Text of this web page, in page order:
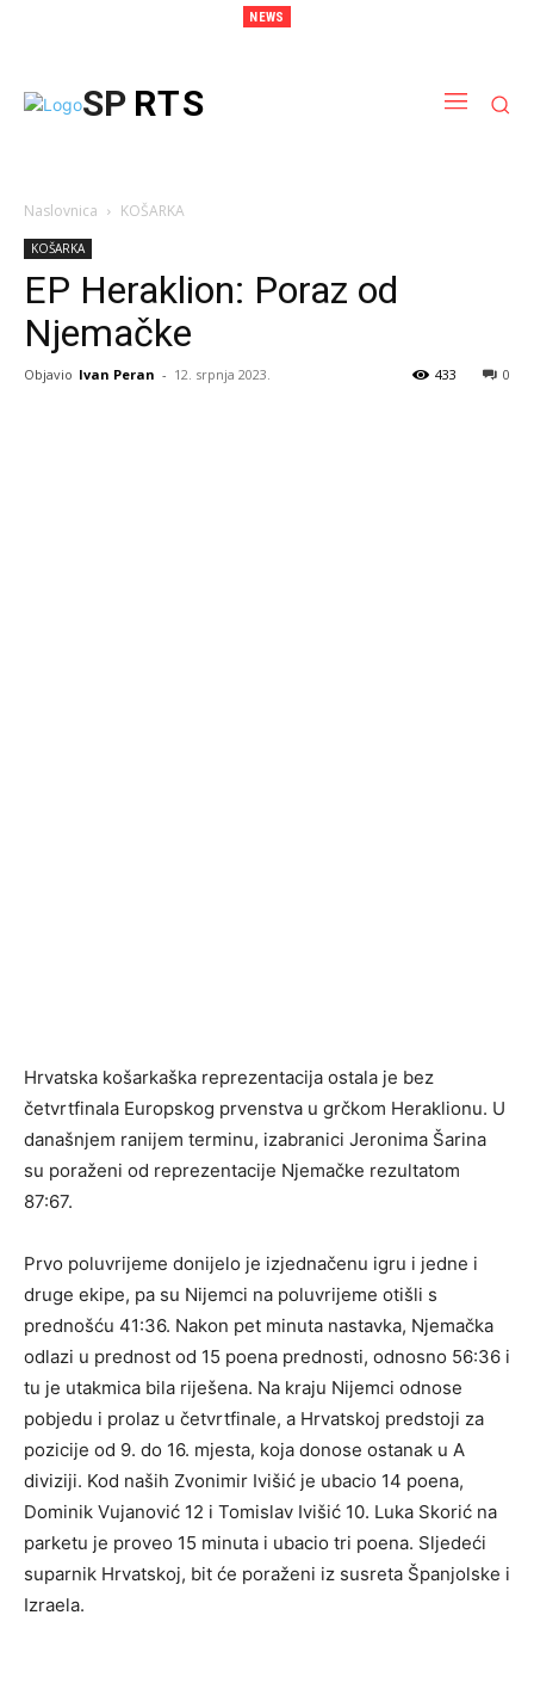
NEWS
SP RTS
Naslovnica KOŠARKA
KOŠARKA
EP Heraklion: Poraz od
Njemačke
Objavio Ivan Peran - 12. srpnja 2023. 0
433
Hrvatska košarkaška reprezentacija ostala je bez
četvrtfinala Europskog prvenstva u grčkom Heraklionu. U
današnjem ranijem terminu, izabranici Jeronima Šarina
su poraženi od reprezentacije Njemačke rezultatom
87:67.
Prvo poluvrijeme donijelo je izjednačenu igru i jedne i
druge ekipe, pa su Nijemci na poluvrijeme otišli s
prednošću 41:36. Nakon pet minuta nastavka, Njemačka
odlazi u prednost od 15 poena prednosti, odnosno 56:36 i
tu je utakmica bila riješena. Na kraju Nijemci odnose
pobjedu i prolaz u četvrtfinale, a Hrvatskoj predstoji za
pozicije od 9. do 16. mjesta, koja donose ostanak u A
diviziji. Kod naših Zvonimir Ivišić je ubacio 14 poena,
Dominik Vujanović 12 i Tomislav Ivišić 10. Luka Skorić na
parketu je proveo 15 minuta i ubacio tri poena. Sljedeći
suparnik Hrvatskoj, bit će poraženi iz susreta Španjolske i
Izraela.